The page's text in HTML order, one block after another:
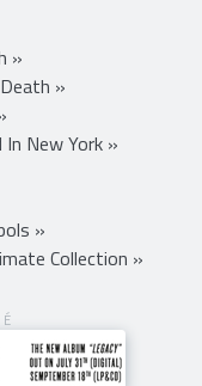
»
»
New York »
»
Collection »